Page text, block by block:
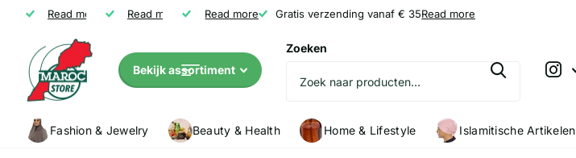
Gratis verzending vanaf € 35
Read more Niet tevreden? Geld terug
Read more Klanten (5147) geven Marocstore een 9.2 /10
Read more 9.2
Gratis verzending vanaf € 35Read more
Bekijk assortiment
Zoeken
Fashion & Jewelry Beauty & Health Home & Lifestyle Islamitische Artikelen